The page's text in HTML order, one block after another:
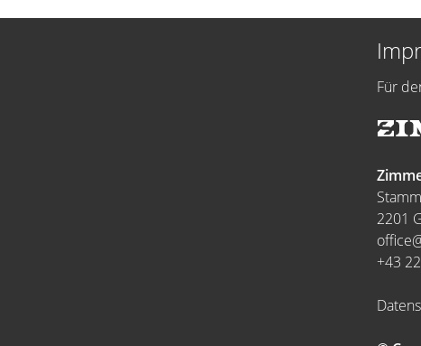
Für
2201
+43